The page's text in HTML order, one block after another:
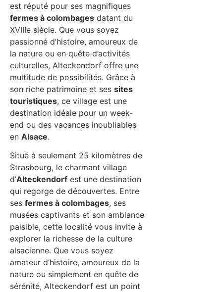
est réputé pour ses magnifiques
fermes à colombages datant du
XVIIIe siècle. Que vous soyez
passionné d’histoire, amoureux de
la nature ou en quête d’activités
culturelles, Alteckendorf offre une
multitude de possibilités. Grâce à
son riche patrimoine et ses sites
touristiques, ce village est une
destination idéale pour un week-
end ou des vacances inoubliables
en Alsace.
Situé à seulement 25 kilomètres de
Strasbourg, le charmant village
d’Alteckendorf est une destination
qui regorge de découvertes. Entre
ses fermes à colombages, ses
musées captivants et son ambiance
paisible, cette localité vous invite à
explorer la richesse de la culture
alsacienne. Que vous soyez
amateur d’histoire, amoureux de la
nature ou simplement en quête de
sérénité, Alteckendorf est un point